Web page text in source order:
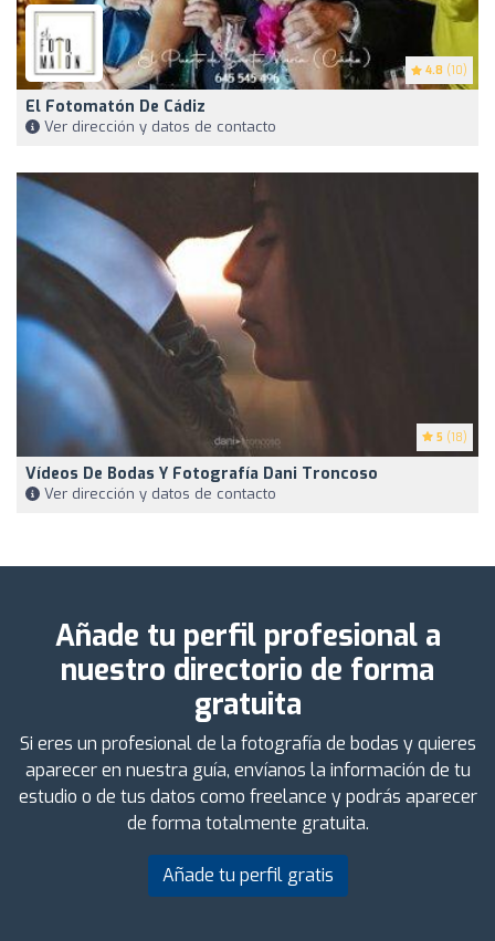
4.8 (10)
El Fotomatón De Cádiz
Ver dirección y datos de contacto
5 (18)
Vídeos De Bodas Y Fotografía Dani Troncoso
Ver dirección y datos de contacto
Añade tu perfil profesional a
nuestro directorio de forma
gratuita
Si eres un profesional de la fotografía de bodas y quieres
aparecer en nuestra guía, envíanos la información de tu
estudio o de tus datos como freelance y podrás aparecer
de forma totalmente gratuita.
Añade tu perfil gratis